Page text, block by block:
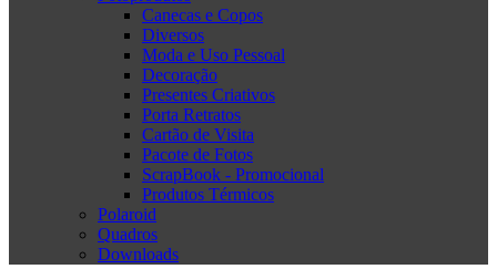
Canecas e Copos
Diversos
Moda e Uso Pessoal
Decoração
Presentes Criativos
Porta Retratos
Cartão de Visita
Pacote de Fotos
ScrapBook - Promocional
Produtos Térmicos
Polaroid
Quadros
Downloads